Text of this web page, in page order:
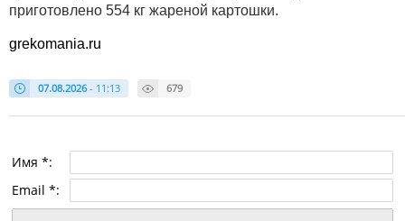
приготовлено 554 кг жареной картошки.
grekomania.ru
07.08.2026- 11:13 679
Имя *:
Email *: